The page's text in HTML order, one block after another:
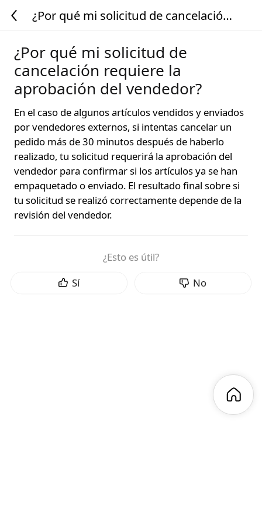
¿Por qué mi solicitud de cancelación
¿Por qué mi solicitud de
cancelación requiere la
aprobación del vendedor?
En el caso de algunos artículos vendidos y enviados
por vendedores externos, si intentas cancelar un
pedido más de 30 minutos después de haberlo
realizado, tu solicitud requerirá la aprobación del
vendedor para confirmar si los artículos ya se han
empaquetado o enviado. El resultado final sobre si
tu solicitud se realizó correctamente depende de la
revisión del vendedor.
¿Esto es útil?
Sí
No